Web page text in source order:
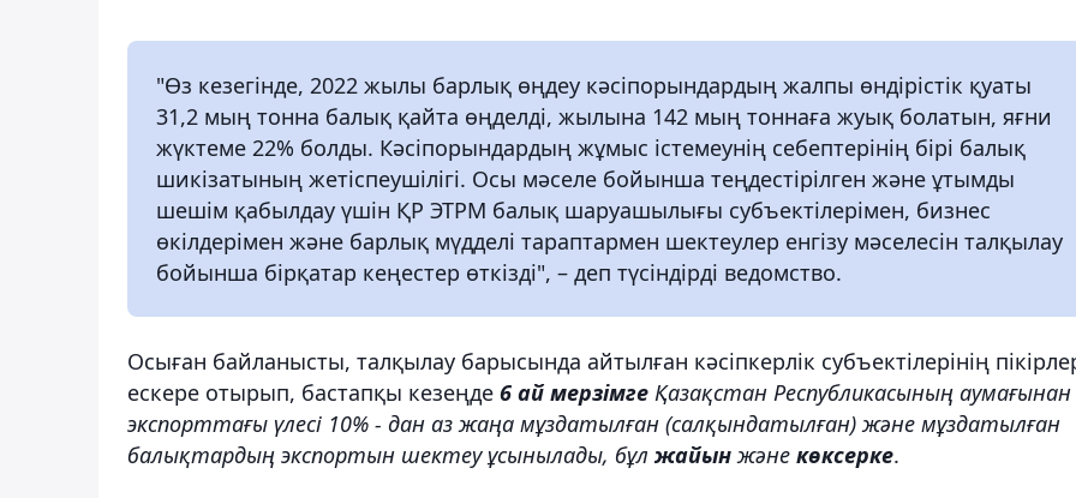
"Өз кезегінде, 2022 жылы барлық өңдеу кәсіпорындардың жалпы өндірістік қуаты
31,2 мың тонна балық қайта өңделді, жылына 142 мың тоннаға жуық болатын, яғни
жүктеме 22% болды. Кәсіпорындардың жұмыс істемеунің себептерінің бірі балық
шикізатының жетіспеушілігі. Осы мәселе бойынша теңдестірілген және ұтымды
шешім қабылдау үшін ҚР ЭТРМ балық шаруашылығы субъектілерімен, бизнес
өкілдерімен және барлық мүдделі тараптармен шектеулер енгізу мәселесін талқылау
бойынша бірқатар кеңестер өткізді", – деп түсіндірді ведомство.
Осыған байланысты, талқылау барысында айтылған кәсіпкерлік субъектілерінің
ескере отырып, бастапқы кезеңде 6 ай мерзімге Қазақстан Республикасының аумағынан
экспорттағы үлесі 10% - дан аз жаңа мұздатылған (салқындатылған) және мұздатылған
балықтардың экспортын шектеу ұсынылады, бұл жайын және көксерке.